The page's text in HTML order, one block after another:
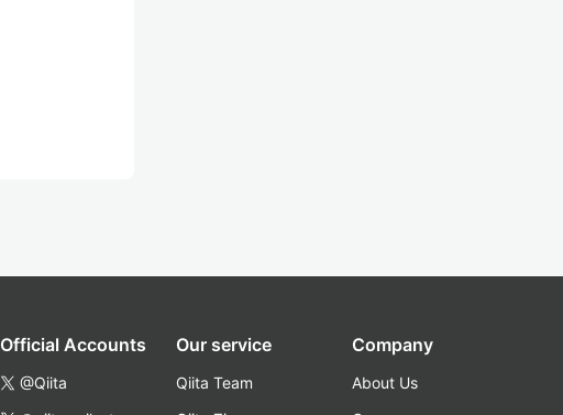
Official Accounts
@Qiita
Our service
Qiita Team
Company
About Us